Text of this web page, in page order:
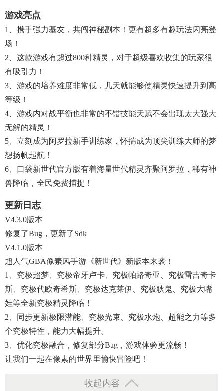
游戏亮点
1、携手强力基友，共闯神秘副本！更有超多有趣玩法闪亮登
场！
2、这款游戏有超过800种精灵，对于超级喜欢收集的玩家很
有吸引力！
3、游戏的培养难度非常低，几天就能够使精灵快速提升到高
等级！
4、游戏内对战平衡也非常的不错技能天赋不会出现太大强大
无解的精灵！
5、立刻成为阿罗拉新手训练家，怀揣成为顶尖训练大师的梦
想扬帆起航！
6、口袋新世代官方版有着海量世代精灵齐聚阿罗拉，稀有神
兽降临，全民免费捕捉！
更新日志
V4.3.0版本
修复了bug，更新了sdk
V4.1.0版本
超人气GBA像素风手游《新世代》新版本来袭！
1、究极超梦、究极帝牙卢卡、究极帕路奇亚、究极雷吉奇卡
斯、究极代欧奇希斯、究极达克莱伊、究极耿鬼、究极大嘴
娃等全新究极精灵降临！
2、同步更新极限潜能、究极光束、究极水炮、超能之力等多
个究极特性，能力大幅提升。
3、优化究极融合，修复部分bug，游戏体验更流畅！
让我们一起在像素的世界里愉快冒险吧！
收起内容